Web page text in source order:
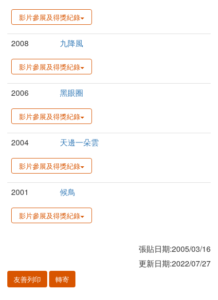
影片參展及得獎紀錄
2008 九降風
影片參展及得獎紀錄
2006 黑眼圈
影片參展及得獎紀錄
2004 天邊一朵雲
影片參展及得獎紀錄
2001 候鳥
影片參展及得獎紀錄
張貼日期:2005/03/16
更新日期:2022/07/27
友善列印 轉寄